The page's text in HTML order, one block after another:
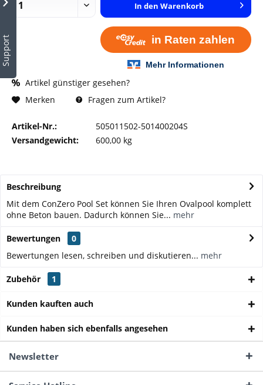
Support
In den Warenkorb
Artikel günstiger gesehen?
Merken
Fragen zum Artikel?
Artikel-Nr.:
505011502-501400204S
Versandgewicht:
600,00 kg
Beschreibung
Mit dem ConZero Pool Set können Sie Ihren Ovalpool komplett
ohne Beton bauen. Dadurch können Sie... mehr
Bewertungen
0
Bewertungen lesen, schreiben und diskutieren... mehr
Zubehör 1
Kunden kauften auch
Kunden haben sich ebenfalls angesehen
Newsletter